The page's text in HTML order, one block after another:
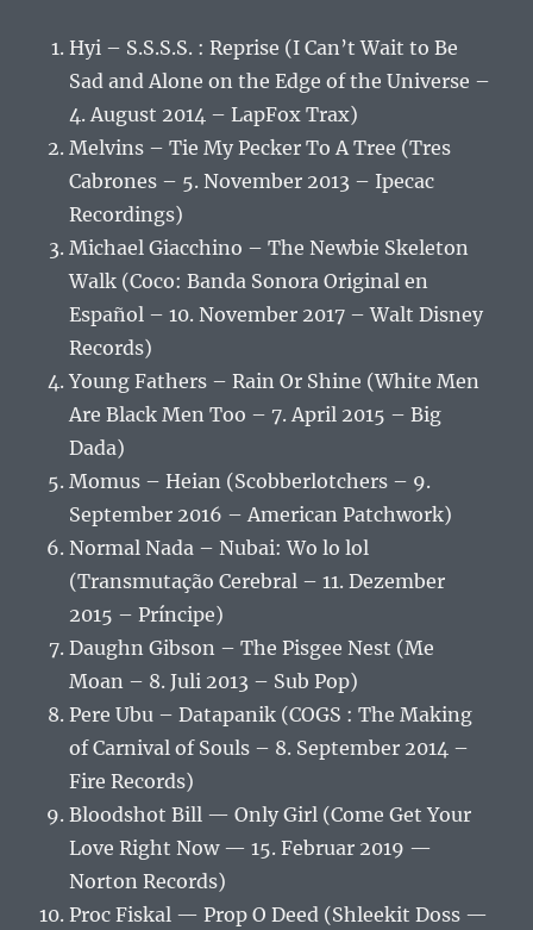
Hyi – S.S.S.S. : Reprise (I Can’t Wait to Be
Sad and Alone on the Edge of the Universe –
4. August 2014 – LapFox Trax)
Melvins – Tie My Pecker To A Tree (Tres
Cabrones – 5. November 2013 – Ipecac
Recordings)
Michael Giacchino – The Newbie Skeleton
Walk (Coco: Banda Sonora Original en
Español – 10. November 2017 – Walt Disney
Records)
Young Fathers – Rain Or Shine (White Men
Are Black Men Too – 7. April 2015 – Big
Dada)
Momus – Heian (Scobberlotchers – 9.
September 2016 – American Patchwork)
Normal Nada – Nubai: Wo lo lol
(Transmutação Cerebral – 11. Dezember
2015 – Príncipe)
Daughn Gibson – The Pisgee Nest (Me
Moan – 8. Juli 2013 – Sub Pop)
Pere Ubu – Datapanik (COGS : The Making
of Carnival of Souls – 8. September 2014 –
Fire Records)
Bloodshot Bill — Only Girl (Come Get Your
Love Right Now — 15. Februar 2019 —
Norton Records)
Proc Fiskal — Prop O Deed (Shleekit Doss —